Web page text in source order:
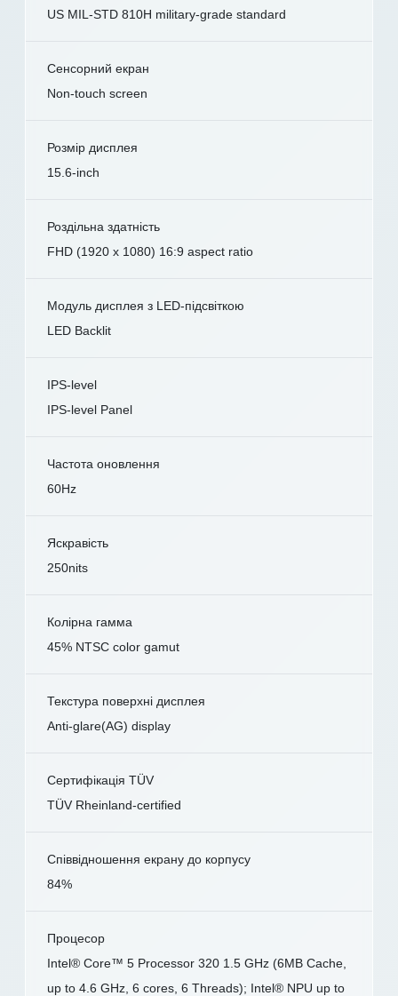
US MIL-STD 810H military-grade standard
Сенсорний екран
Non-touch screen
Розмір дисплея
15.6-inch
Роздільна здатність
FHD (1920 x 1080) 16:9 aspect ratio
Модуль дисплея з LED-підсвіткою
LED Backlit
IPS-level
IPS-level Panel
Частота оновлення
60Hz
Яскравість
250nits
Колірна гамма
45% NTSC color gamut
Текстура поверхні дисплея
Anti-glare(AG) display
Сертифікація TÜV
TÜV Rheinland-certified
Співвідношення екрану до корпусу
84%
Процесор
Intel® Core™ 5 Processor 320 1.5 GHz (6MB Cache,
up to 4.6 GHz, 6 cores, 6 Threads); Intel® NPU up to